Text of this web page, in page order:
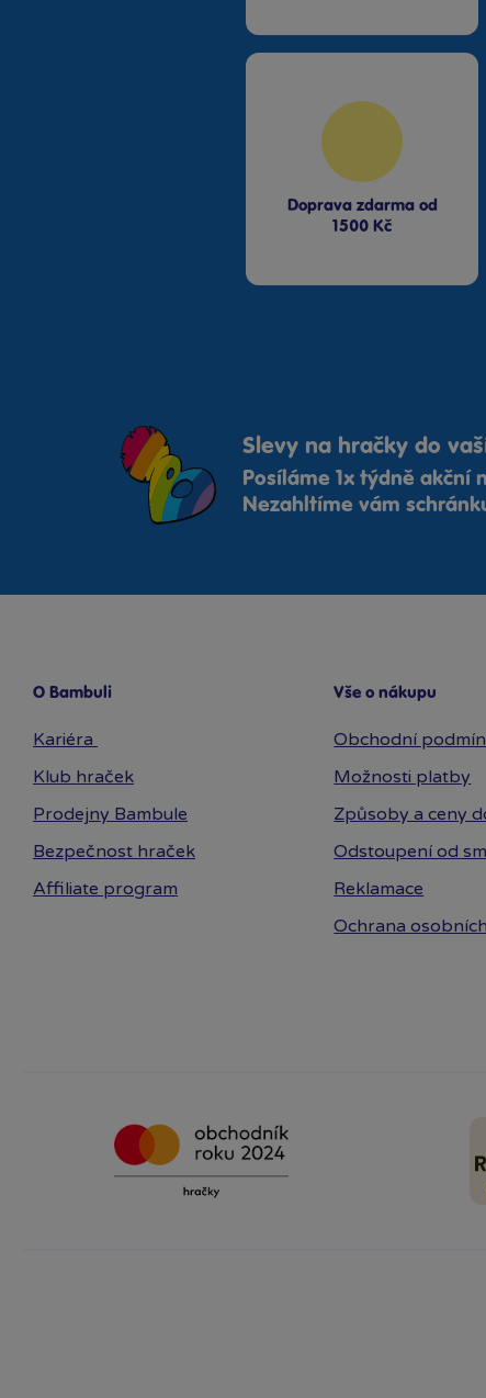
Doprava zdarma od
1500 Kč
Slevy na hračky do
Posíláme 1x týdně akční
Nezahltíme vám
O Bambuli
Kariéra
Klub hraček
Prodejny Bambule
Bezpečnost hraček
Affiliate program
Vše o nákupu
Obchodní
Možnosti platby
Způsoby a ceny
Odstoupení od
Reklamace
Ochrana